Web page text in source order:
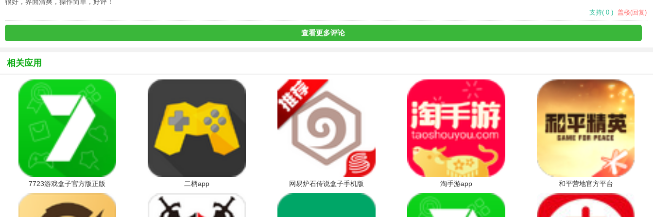
支持( 0 ) 盖楼(回复)
查看更多评论
相关应用
7723游戏盒子官方版正版 二柄app 网易炉石传说盒子手机版 淘手游app 和平营地官方平台